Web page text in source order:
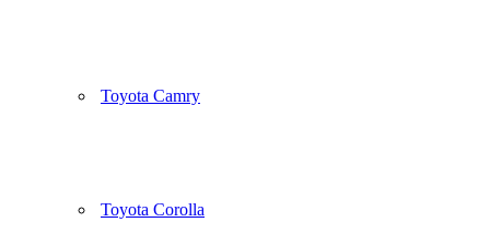
Toyota Camry
Toyota Corolla